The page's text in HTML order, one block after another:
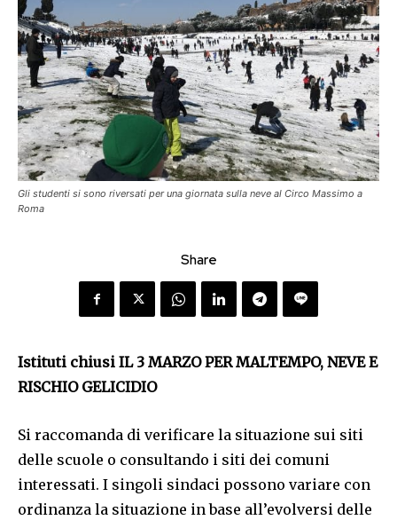
Gli studenti si sono riversati per una giornata sulla neve al Circo Massimo a
Roma
Share
Istituti chiusi IL 3 MARZO PER MALTEMPO, NEVE E
RISCHIO GELICIDIO
Si raccomanda di verificare la situazione sui siti
delle scuole o consultando i siti dei comuni
interessati. I singoli sindaci possono variare con
ordinanza la situazione in base all’evolversi delle